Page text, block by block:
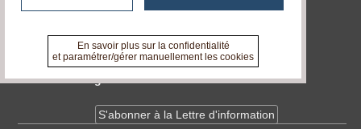
Contactez-nous
A propos de tvlocale.fr
Devenir délégué
S'abonner à la Lettre d'information
En savoir plus sur la confidentialité
et paramétrer/gérer manuellement les cookies